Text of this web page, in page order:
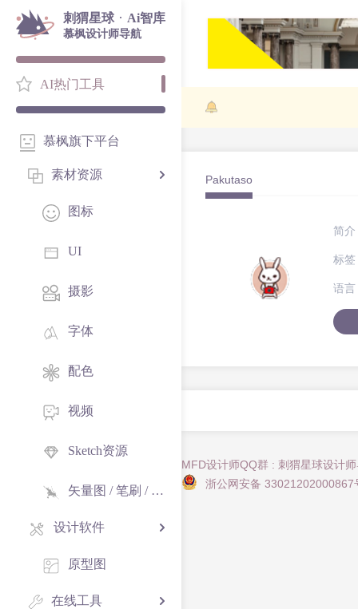
刺猬星球 · Ai智库
慕枫设计师导航
AI热门工具
慕枫旗下平台
素材资源
图标
UI
摄影
字体
配色
视频
Sketch资源
矢量图 / 笔刷 / 纹理
设计软件
原型图
在线工具
Pakutaso
简介
标签
语言
MFD设计师QQ群 : 刺猬星球设计
浙公网安备 33021202000867